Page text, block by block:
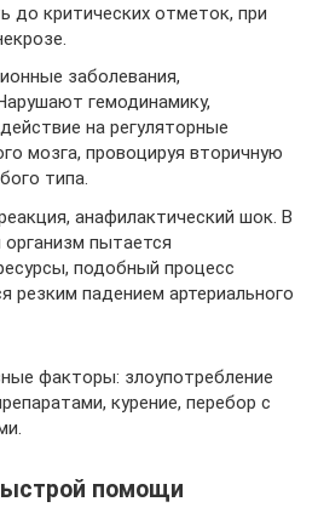
до критических отметок, при
заболевания,
гемодинамику,
на регуляторные
мозга, провоцируя вторичную
типа.
анафилактический шок. В
организм пытается
подобный процесс
резким падением артериального
факторы: злоупотребление
курение, перебор с
помощи